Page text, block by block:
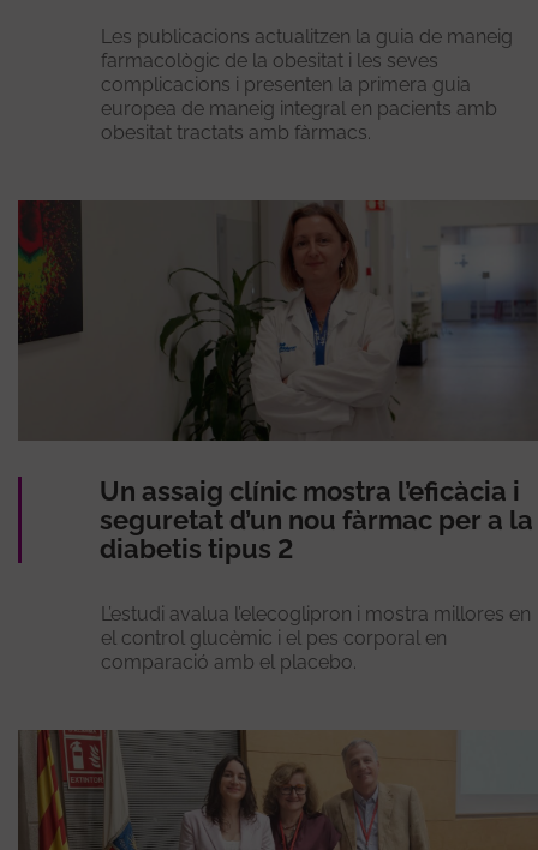
Les publicacions actualitzen la guia de maneig
farmacològic de la obesitat i les seves
complicacions i presenten la primera guia
europea de maneig integral en pacients amb
obesitat tractats amb fàrmacs.
Un assaig clínic mostra l’eficàcia i
seguretat d’un nou fàrmac per a la
diabetis tipus 2
L’estudi avalua l’elecoglipron i mostra millores en
el control glucèmic i el pes corporal en
comparació amb el placebo.